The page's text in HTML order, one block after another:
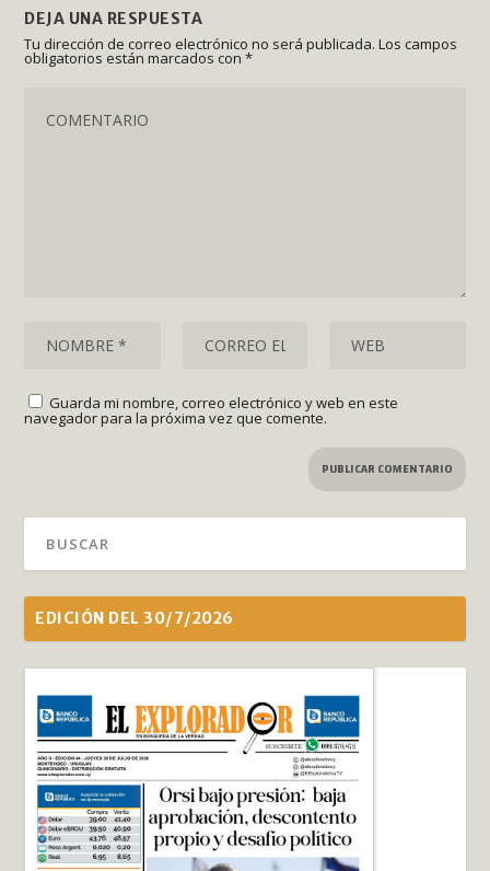
DEJA UNA RESPUESTA
Tu dirección de correo electrónico no será publicada. Los campos
obligatorios están marcados con*
Guarda mi nombre, correo electrónico y web en este
navegador para la próxima vez que comente.
EDICIÓN DEL 30/7/2026